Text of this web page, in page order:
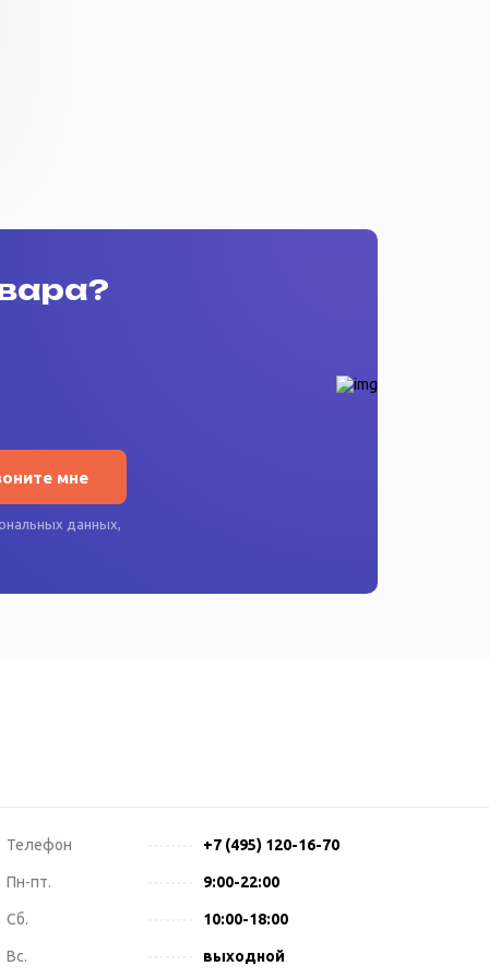
мне
данных,
Телефон +7 (495) 120-16-70
Пн-пт. 9:00-22:00
Сб. 10:00-18:00
Вс. выходной